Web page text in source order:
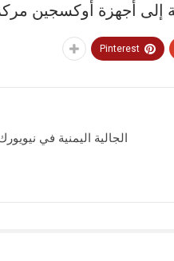
إلى أجهزة أوكسجين
Pinterest
الجالية اليمنية في